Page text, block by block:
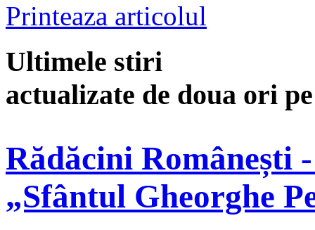
Printeaza articolul
Ultimele stiri
actualizate de doua ori
Rădăcini Românești
„Sfântul Gheorghe